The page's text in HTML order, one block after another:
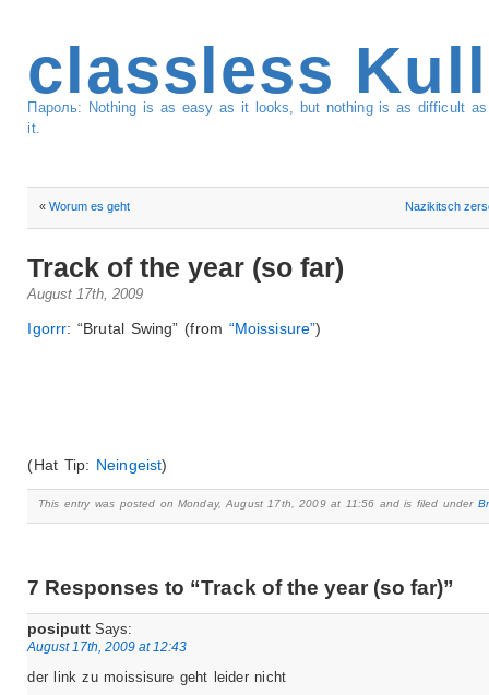
classless
Пароль: Nothing is as easy as it looks, but nothing is as difficult
it.
«Worum es geht Nazikitsch
Track of the year (so far)
August 17th, 2009
Igorrr: “Brutal Swing” (from “Moissisure”)
(Hat Tip: Neingeist)
This entry was posted on Monday, August 17th, 2009 at 11:56 and is filed under
7 Responses to “Track of the year (so far)”
posiputt Says:
August 17th, 2009 at 12:43
der link zu moissisure geht leider nicht